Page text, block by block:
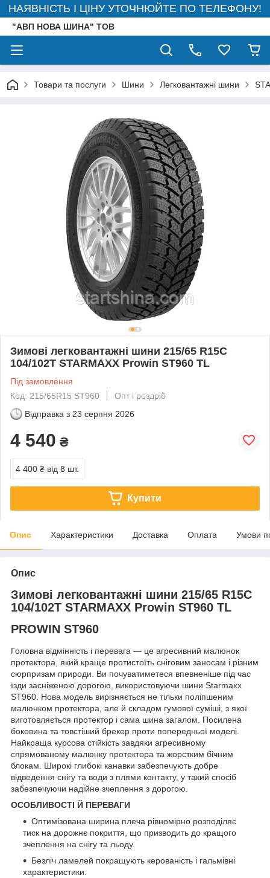
НАЯВНІСТЬ І ЦІНУ УТОЧНЮЙТЕ ПО ТЕЛЕФОНУ!
"АВП НОВА ШИНА" ТОВ
Товари та послуги Шини Легковантажні шини
Зимові легковантажні шини 215/65 R15C
104/102T STARMAXX Prowin ST960 TL
Під замовлення
Код: 215/65R15 ST960
Опт і роздріб
Відправка з 23 серпня 2026
4 540 ₴
4 400 ₴ від 8 шт.
Купити
Опис Характеристики Доставка Оплата Умови
Опис
Зимові легковантажні шини 215/65 R15C
104/102T STARMAXX Prowin ST960 TL
PROWIN ST960
Головна відмінність і перевага — це агресивний малюнок
протектора, який краще протистоїть сніговим заносам і різним
сюрпризам природи. Ви почуватиметеся впевненіше під час
їзди засніженою дорогою, використовуючи шини Starmaxx
ST960. Нова модель вирізняється не тільки поліпшеним
малюнком протектора, але й складом гумової суміші, з якої
виготовляється протектор і сама шина загалом. Посилена
боковина та товстіший брекер проти попередньої моделі.
Найкраща курсова стійкість завдяки агресивному
спрямованому малюнку протектора та жорстким бічним
блокам. Широкі глибокі канавки забезпечують добре
відведення снігу та води з плями контакту, у такий спосіб
забезпечуючи надійне зчеплення з дорогою.
ОСОБЛИВОСТІ Й ПЕРЕВАГИ
Оптимізована ширина плеча рівномірно розподіляє
тиск на дорожнє покриття, що призводить до кращого
зчеплення на снігу та льоду.
Безліч ламелей покращують керованість і гальмівні
характеристики.